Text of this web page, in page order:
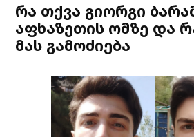
რა თქვა გიორგი
აფხაზეთის ომზე და
მას გამოძიება